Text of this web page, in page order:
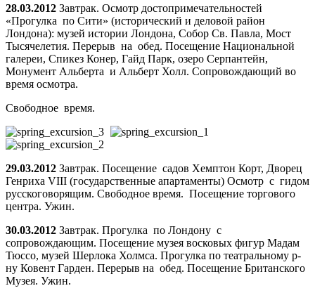
28.03.2012 Завтрак. Осмотр достопримечательностей
«Прогулка по Сити» (исторический и деловой район
Лондона): музей истории Лондона, Собор Св. Павла, Мост
Тысячелетия. Перерыв на обед. Посещение Национальной
галереи, Спикез Конер, Гайд Парк, озеро Серпантейн,
Монумент Альберта и Альберт Холл. Сопровождающий во
время осмотра.
Свободное время.
29.03.2012 Завтрак. Посещение садов Хемптон Корт, Дворец
Генриха VIII (государственные апартаменты) Осмотр с гидом
русскоговорящим. Свободное время. Посещение торгового
центра. Ужин.
30.03.2012 Завтрак. Прогулка по Лондону с
сопровождающим. Посещение музея восковых фигур Мадам
Тюссо, музей Шерлока Холмса. Прогулка по театральному р-
ну Ковент Гарден. Перерыв на обед. Посещение Британского
Музея. Ужин.